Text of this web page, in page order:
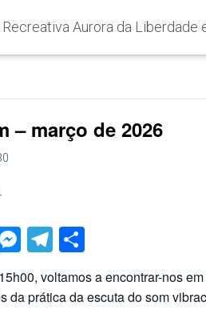
– março de 2026
M
e
ss
e
T
el
e
h
ar
voltamos a encontrar-nos
da prática da escuta do som